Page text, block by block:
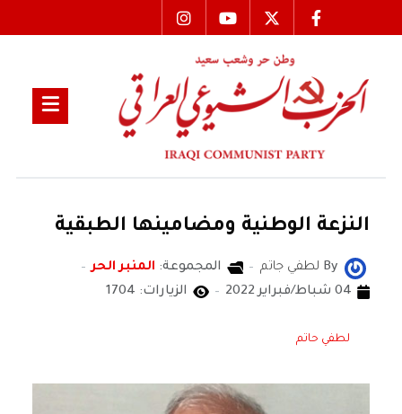
النزعة الوطنية ومضامينها الطبقية
By لطفي جاتم المجموعة: المنبر الحر
04 شباط/فبراير 2022
الزيارات: 1704
لطفي حاتم